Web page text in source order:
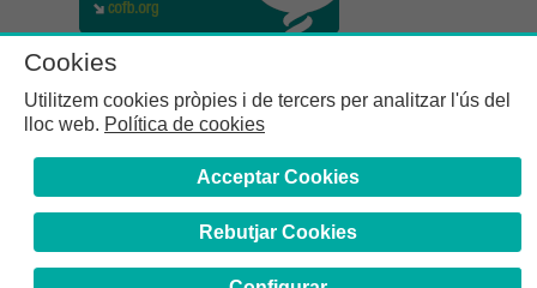
Cookies
Utilitzem cookies pròpies i de tercers per analitzar l'ús del
lloc web. Política de cookies
Acceptar Cookies
Rebutjar Cookies